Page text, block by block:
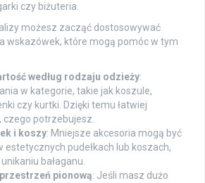
czy biżuteria.
możesz zacząć dostosowywać
wskazówek, które mogą pomóc w tym
według rodzaju odzieży:
w kategorie, takie jak koszule,
czy kurtki. Dzięki temu łatwiej
czego potrzebujesz.
i koszy: Mniejsze akcesoria mogą być
estetycznych pudełkach lub koszach,
bałaganu.
pionową: Jeśli masz dużo